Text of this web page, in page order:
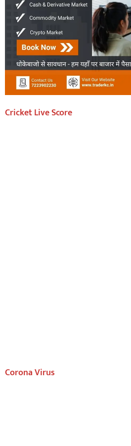
Cricket Live Score
Corona Virus